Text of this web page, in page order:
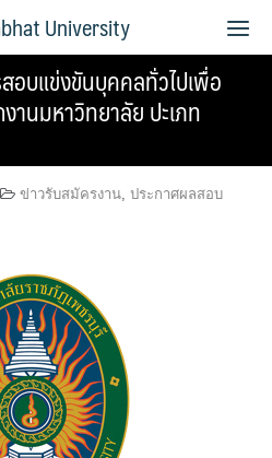
University
อบแข่งขันบุคคลทั่วไปเพื่อ
านมหาวิทยาลัย ปะเภท
ข่าวรับสมัครงาน, ประกาศผลสอบ